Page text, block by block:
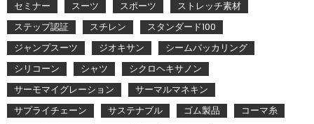
セミナー スーツ スポーツ
ストレッチ素材
ステップ認証
スチレン
スタンダード100
ジャンプスーツ
ジオキサン
シームパッカリング
シリコーン
シャツ
シクロヘキサノン
サーモマイグレーション
サーマルマネキン
サプライチェーン
サステナブル ゴム製品
コーマ糸